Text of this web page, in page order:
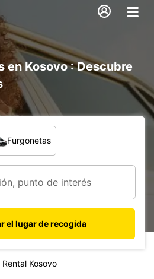
en Kosovo : Descubre
Furgonetas
el lugar de recogida
Rental Kosovo